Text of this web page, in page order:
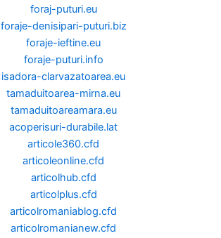
foraj-puturi.eu
foraje-denisipari-puturi.biz
foraje-ieftine.eu
foraje-puturi.info
isadora-clarvazatoarea.eu
tamaduitoarea-mirna.eu
tamaduitoareamara.eu
acoperisuri-durabile.lat
articole360.cfd
articoleonline.cfd
articolhub.cfd
articolplus.cfd
articolromaniablog.cfd
articolromanianew.cfd